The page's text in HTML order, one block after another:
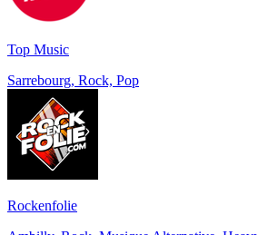
Top Music
Sarrebourg, Rock, Pop
Rockenfolie